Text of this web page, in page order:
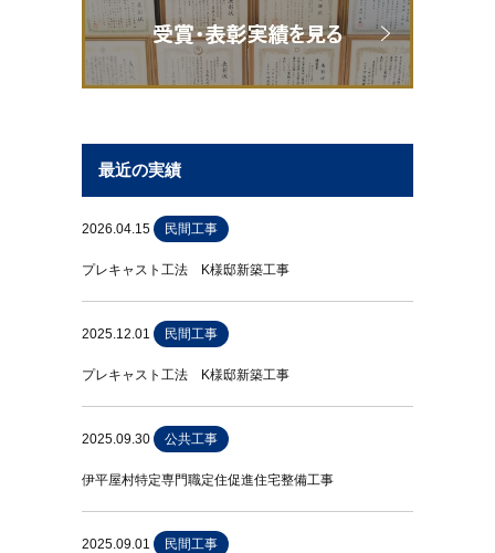
最近の実績
2026.04.15 民間工事
プレキャスト工法 K様邸新築工事
2025.12.01 民間工事
プレキャスト工法 K様邸新築工事
2025.09.30 公共工事
伊平屋村特定専門職定住促進住宅整備工事
2025.09.01 民間工事